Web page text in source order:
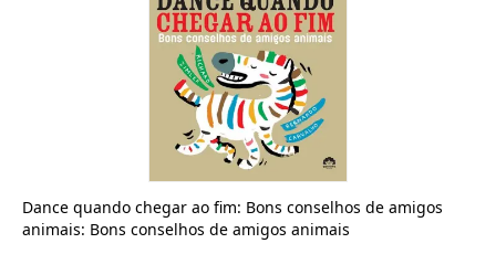
Dance quando chegar ao fim: Bons conselhos de amigos
animais: Bons conselhos de amigos animais